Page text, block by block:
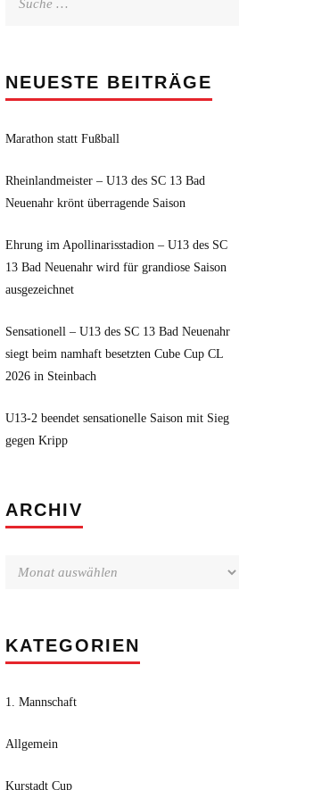
NEUESTE BEITRÄGE
Marathon statt Fußball
Rheinlandmeister – U13 des SC 13 Bad
Neuenahr krönt überragende Saison
Ehrung im Apollinarisstadion – U13 des SC
13 Bad Neuenahr wird für grandiose Saison
ausgezeichnet
Sensationell – U13 des SC 13 Bad Neuenahr
siegt beim namhaft besetzten Cube Cup CL
2026 in Steinbach
U13-2 beendet sensationelle Saison mit Sieg
gegen Kripp
ARCHIV
KATEGORIEN
1. Mannschaft
Allgemein
Kurstadt Cup